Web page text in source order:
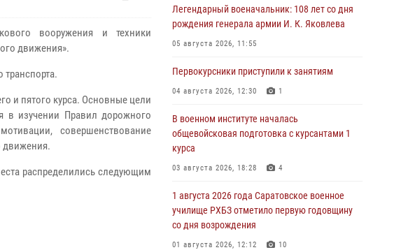
вооружения и техники
движения».
и пятого курса. Основные цели
в изучении Правил дорожного
совершенствование
движения.
распределились следующим
Легендарный военачальник: 108 лет со дня
рождения генерала армии И. К. Яковлева
05 августа 2026, 11:55
Первокурсники приступили к занятиям
04 августа 2026, 12:30 1
В военном институте началась
общевойсковая подготовка с курсантами 1
курса
03 августа 2026, 18:28 4
1 августа 2026 года Саратовское военное
училище РХБЗ отметило первую годовщину
со дня возрождения
01 августа 2026, 12:12 10